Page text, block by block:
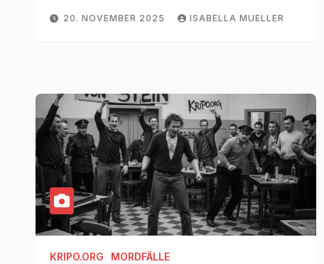
20. NOVEMBER 2025 ISABELLA MUELLER
KRIPO.ORG
MORDFÄLLE